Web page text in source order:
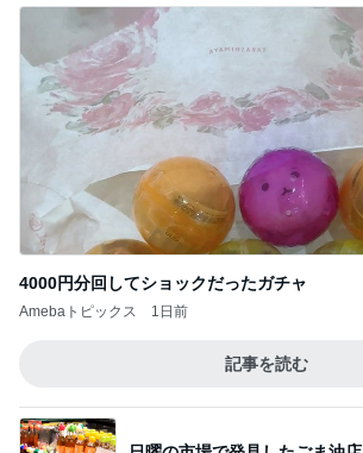
4000円分回してショックだったガチャ
Amebaトピックス 1日前
記事を読む